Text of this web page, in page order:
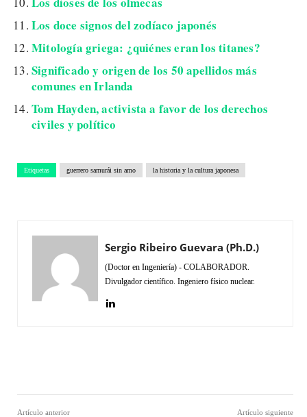
Los doce signos del zodíaco japonés
Mitología griega: ¿quiénes eran los titanes?
Significado y origen de los 50 apellidos más
comunes en Irlanda
Tom Hayden, activista a favor de los derechos
civiles y político
Etiquetas guerrero samurái sin amo la historia y la cultura japonesa
Sergio Ribeiro Guevara (Ph.D.)
(Doctor en Ingeniería) - COLABORADOR.
Divulgador científico. Ingeniero físico nuclear.
Artículo anterior Artículo siguiente